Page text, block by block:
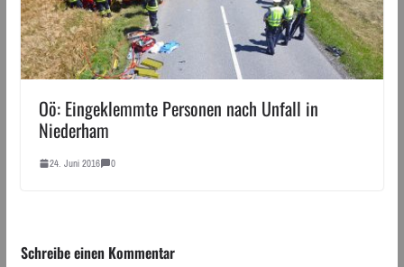
Oö: Eingeklemmte Personen nach Unfall in
Niederham
24. Juni 2016 0
Schreibe einen Kommentar